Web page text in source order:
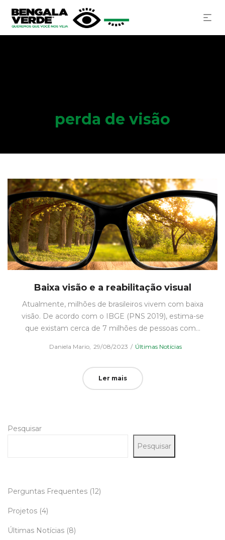
perda de visão
Baixa visão e a reabilitação visual
Atualmente, milhões de brasileiros vivem com baixa
visão. De acordo com o IBGE (PNS 2019), estima-se
que existam cerca de 7 milhões de pessoas com…
Daniela Mario Posted
29/08/2023
Posted
Últimas Notícias
Ler mais
Pesquisar
Pesquisar
Perguntas Frequentes (12)
Projetos (4)
Últimas Notícias (8)